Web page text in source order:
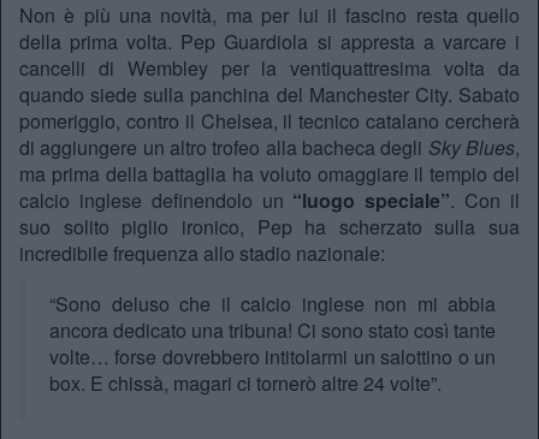
Non è più una novità, ma per lui il fascino resta quello
della prima volta. Pep Guardiola si appresta a varcare i
cancelli di Wembley per la ventiquattresima volta da
quando siede sulla panchina del Manchester City. Sabato
pomeriggio, contro il Chelsea, il tecnico catalano cercherà
di aggiungere un altro trofeo alla bacheca degli Sky Blues,
ma prima della battaglia ha voluto omaggiare il tempio del
calcio inglese definendolo un “luogo speciale”. Con il
suo solito piglio ironico, Pep ha scherzato sulla sua
incredibile frequenza allo stadio nazionale:
“Sono deluso che il calcio inglese non mi abbia
ancora dedicato una tribuna! Ci sono stato così tante
volte… forse dovrebbero intitolarmi un salottino o un
box. E chissà, magari ci tornerò altre 24 volte”.